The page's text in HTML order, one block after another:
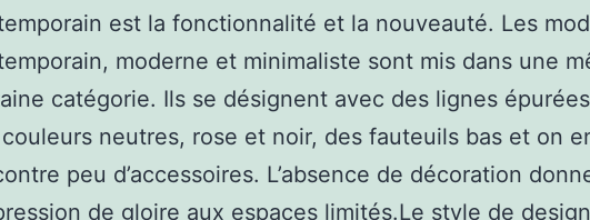
est la fonctionnalité et la nouveauté. Les
moderne et minimaliste sont mis dans une
catégorie. Ils se désignent avec des lignes
neutres, rose et noir, des fauteuils bas et on
peu d’accessoires. L’absence de décoration
de gloire aux espaces limités.Le style de design